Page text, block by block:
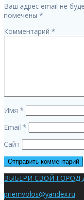
записям
Ваш адрес email не
помечены *
Комментарий *
Имя *
Email *
Сайт
ВЫБЕРИ СВОЙ ГОРОД
priemvolos@yandex.ru